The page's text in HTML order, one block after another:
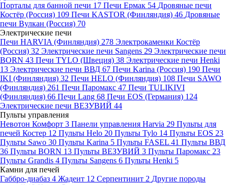
Порталы для банной печи 17 Печи Ермак 54 Дровяные печи
Костёр (Россия) 109 Печи KASTOR (Финляндия) 46 Дровяные
печи Вулкан (Россия) 70
Электрические печи
Печи HARVIA (Финляндия) 278 Электрокаменки Костёр
(Россия) 32 Электрические печи Sangens 29 Электрические печи
BORN 43 Печи TYLO (Швеция) 38 Электрические печи Henki
13 Электрические печи ВВД 67 Печи Karina (Россия) 190 Печи
IKI (Финляндия) 32 Печи HELO (Финляндия) 108 Печи SAWO
(Финляндия) 261 Печи Паромакс 47 Печи TULIKIVI
(Финляндия) 66 Печи Lang 68 Печи EOS (Германия) 124
Электрические печи ВЕЗУВИЙ 44
Пульты управления
Невотон Комфорт 3 Панели управления Harvia 29 Пульты для
печей Костер 12 Пульты Helo 20 Пульты Tylo 14 Пульты EOS 23
Пульты Sawo 30 Пульты Karina 5 Пульты FASEL 41 Пульты ВВД
36 Пульты BORN 13 Пульты ВЕЗУВИЙ 3 Пульты Паромакс 23
Пульты Grandis 4 Пульты Sangens 6 Пульты Henki 5
Камни для печей
Габбро-диабаз 4 Жадеит 12 Серпентинит 2 Другие породы